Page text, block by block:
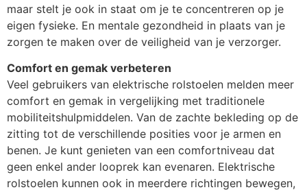
maar stelt je ook in staat om je te concentreren op je
eigen fysieke. En mentale gezondheid in plaats van je
zorgen te maken over de veiligheid van je verzorger.
Comfort en gemak verbeteren
Veel gebruikers van elektrische rolstoelen melden meer
comfort en gemak in vergelijking met traditionele
mobiliteitshulpmiddelen. Van de zachte bekleding op de
zitting tot de verschillende posities voor je armen en
benen. Je kunt genieten van een comfortniveau dat
geen enkel ander looprek kan evenaren. Elektrische
rolstoelen kunnen ook in meerdere richtingen bewegen,